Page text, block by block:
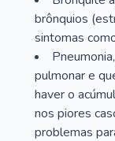
brônquios
sintomas
pulmonar e
haver o
nos piores
problemas